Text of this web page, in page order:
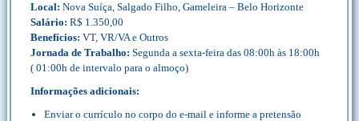
Local: Nova Suíça, Salgado Filho, Gameleira – Belo Horizonte
Salário: R$ 1.350,00
Benefícios: VT, VR/VA e Outros
Jornada de Trabalho: Segunda a sexta-feira das 08:00h às 18:00h
( 01:00h de intervalo para o almoço)
Informações adicionais:
Enviar o currículo no corpo do e-mail e informe a pretensão